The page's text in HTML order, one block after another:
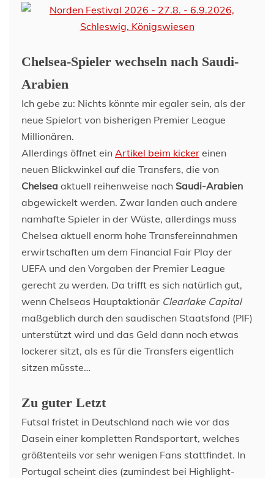
Chelsea-Spieler wechseln nach Saudi-
Arabien
Ich gebe zu: Nichts könnte mir egaler sein, als der
neue Spielort von bisherigen Premier League
Millionären.
Allerdings öffnet ein Artikel beim kicker einen
neuen Blickwinkel auf die Transfers, die von
Chelsea aktuell reihenweise nach Saudi-Arabien
abgewickelt werden. Zwar landen auch andere
namhafte Spieler in der Wüste, allerdings muss
Chelsea aktuell enorm hohe Transfereinnahmen
erwirtschaften um dem Financial Fair Play der
UEFA und den Vorgaben der Premier League
gerecht zu werden. Da trifft es sich natürlich gut,
wenn Chelseas Hauptaktionär Clearlake Capital
maßgeblich durch den saudischen Staatsfond (PIF)
unterstützt wird und das Geld dann noch etwas
lockerer sitzt, als es für die Transfers eigentlich
sitzen müsste…
Zu guter Letzt
Futsal fristet in Deutschland nach wie vor das
Dasein einer kompletten Randsportart, welches
größtenteils vor sehr wenigen Fans stattfindet. In
Portugal scheint dies (zumindest bei Highlight-